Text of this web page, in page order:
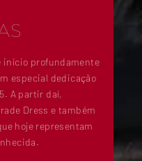
início profundamente
especial dedicação
A partir daí,
Dress e também
hoje representam